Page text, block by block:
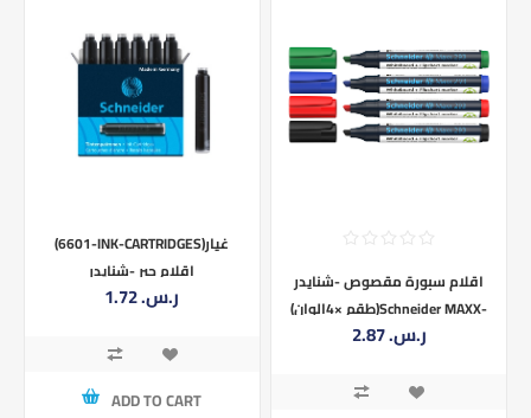
(6601-INK-CARTRIDGES)غيار
اقلام حبر -شنايدر
1.72 ر.س.‏
ADD TO CART
اقلام سبورة مقصوص -شنايدر
(طقم ×4الوان)Schneider MAXX-
2932.87 ر.س.‏